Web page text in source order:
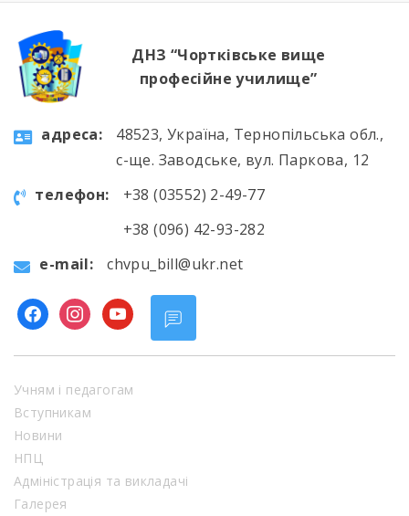
ДНЗ “Чортківське вище
професійне училище”
aдресa:
48523, Україна, Тернопільська обл.,
с-ще. Заводське, вул. Паркова, 12
телефон:
+38 (03552) 2-49-77
+38 (096) 42-93-282
e-mail:
chvpu_bill@ukr.net
facebookinstagram
youtube
Учням і педагогам
Вступникам
Новини
НПЦ
Адміністрація та викладачі
Галерея